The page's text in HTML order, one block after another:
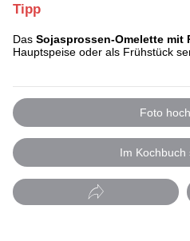
Tipp
Das Sojasprossen-Omelette mit
Hauptspeise oder als Frühstück
Foto
Im Kochbuch